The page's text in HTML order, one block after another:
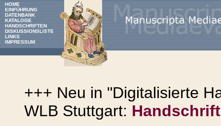
HOME
EINFÜHRUNG
DATENBANK
KATALOGE
HANDSCHRIFTEN
DISKUSSIONSLISTE
LINKS
IMPRESSUM
+++ Neu in "Digitalisierte
WLB Stuttgart: